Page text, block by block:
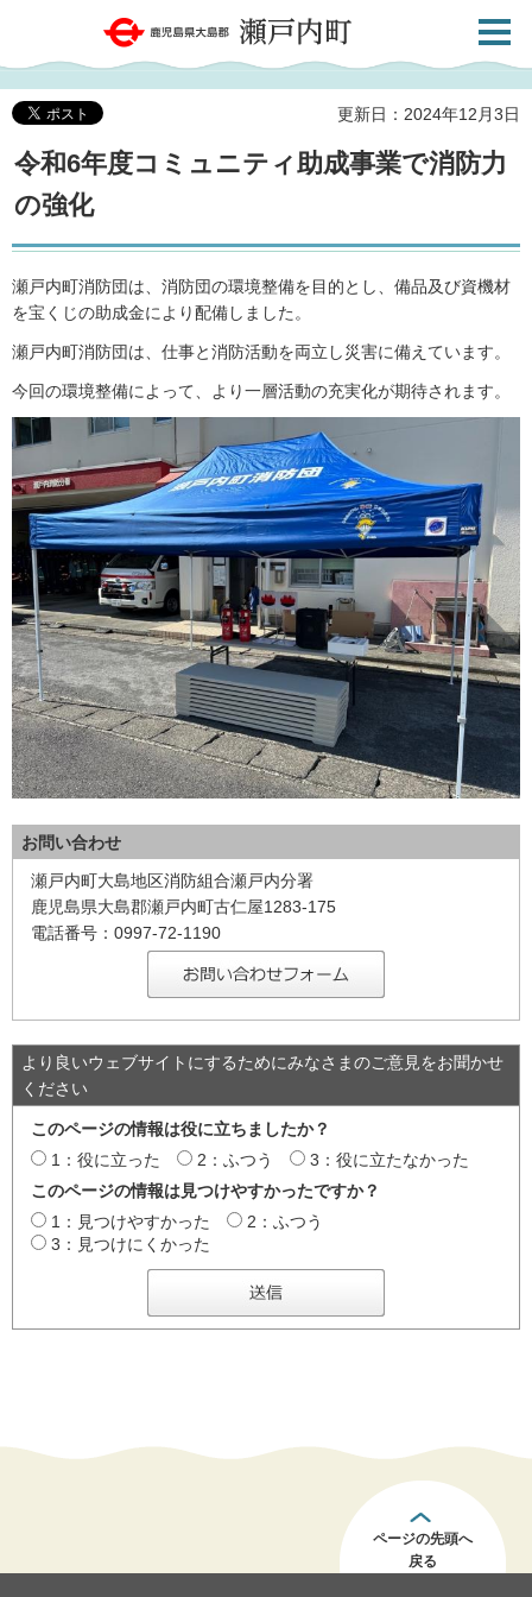
鹿児島県大島郡 瀬戸内町
共通メ
更新日：2024年12月3日
令和6年度コミュニティ助成事業で消防力
の強化
瀬戸内町消防団は、消防団の環境整備を目的とし、備品及び資機材
を宝くじの助成金により配備しました。
瀬戸内町消防団は、仕事と消防活動を両立し災害に備えています。
今回の環境整備によって、より一層活動の充実化が期待されます。
お問い合わせ
瀬戸内町大島地区消防組合瀬戸内分署
鹿児島県大島郡瀬戸内町古仁屋1283-175
電話番号：0997-72-1190
より良いウェブサイトにするためにみなさまのご意見をお聞かせ
ください
このページの情報は役に立ちましたか？
1：役に立った
2：ふつう
3：役に立たなかった
このページの情報は見つけやすかったですか？
1：見つけやすかった
2：ふつう
3：見つけにくかった
ページの先頭へ
戻る